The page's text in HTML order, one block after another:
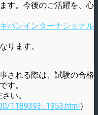
す。今後のご活躍を、心
キバンインターナショナル
ります。
される際は、試験の合格
す。
い。
1189393_1953.html）